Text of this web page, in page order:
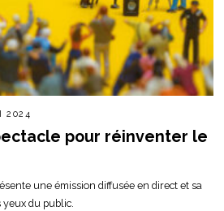
2024
pour réinventer le
une émission diffusée en direct et sa
du public.